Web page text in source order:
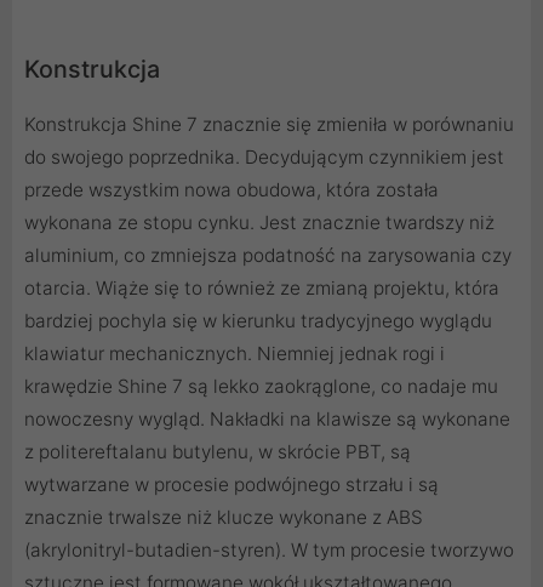
Konstrukcja
Konstrukcja Shine 7 znacznie się zmieniła w porównaniu
do swojego poprzednika. Decydującym czynnikiem jest
przede wszystkim nowa obudowa, która została
wykonana ze stopu cynku. Jest znacznie twardszy niż
aluminium, co zmniejsza podatność na zarysowania czy
otarcia. Wiąże się to również ze zmianą projektu, która
bardziej pochyla się w kierunku tradycyjnego wyglądu
klawiatur mechanicznych. Niemniej jednak rogi i
krawędzie Shine 7 są lekko zaokrąglone, co nadaje mu
nowoczesny wygląd. Nakładki na klawisze są wykonane
z politereftalanu butylenu, w skrócie PBT, są
wytwarzane w procesie podwójnego strzału i są
znacznie trwalsze niż klucze wykonane z ABS
(akrylonitryl-butadien-styren). W tym procesie tworzywo